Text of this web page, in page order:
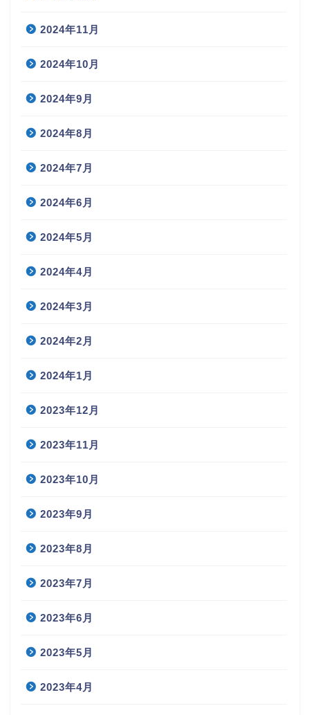
2024年11月
2024年10月
2024年9月
2024年8月
2024年7月
2024年6月
2024年5月
2024年4月
2024年3月
2024年2月
2024年1月
2023年12月
2023年11月
2023年10月
2023年9月
2023年8月
2023年7月
2023年6月
2023年5月
2023年4月